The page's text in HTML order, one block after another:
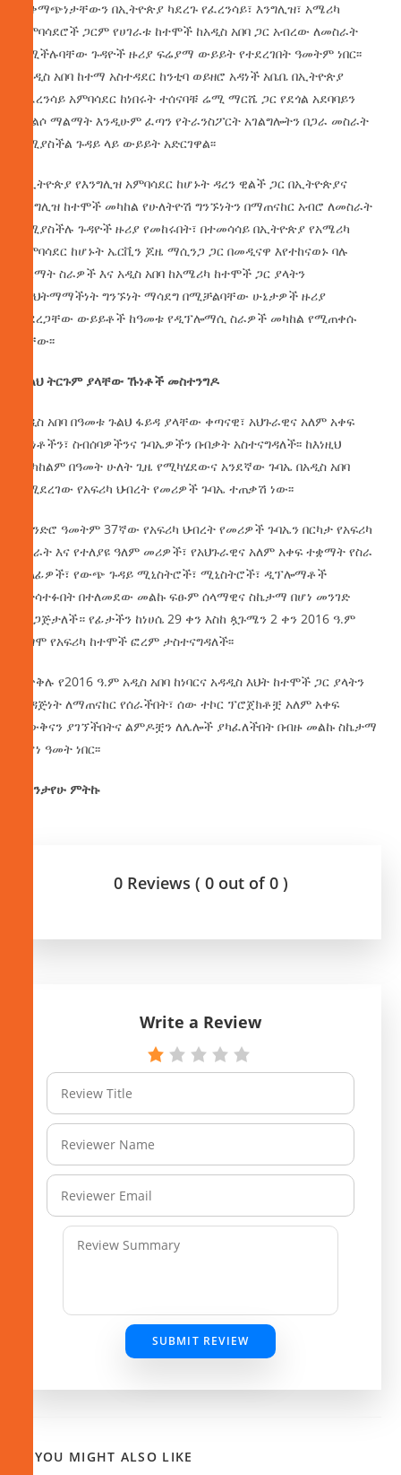
ተቀማጭነታቸውን በኢትዮጵያ ካደረጉ የፈረንሳይ፣ እንግሊዝ፣ አሜሪካ
አምባሳደሮች ጋርም የሀገራቱ ከተሞች ከአዲስ አበባ ጋር አብረው ለመስራት
በሚችሉባቸው ጉዳዮች ዙሪያ ፍሬያማ ውይይት የተደረገበት ዓመትም ነበር፡፡
የአዲስ አበባ ከተማ አስተዳደር ከንቲባ ወይዘሮ አዳነች አቤቤ በኢትዮጵያ
የፈረንሳይ አምባሳደር ከነበሩት ተሰናባቹ ሬሚ ማርሼ ጋር የደጎል አደባባይን
መልሶ ማልማት እንዲሁም ፈጣን የትራንስፖርት አገልግሎትን በጋራ መስራት
በሚያስችል ጉዳይ ላይ ውይይት አድርገዋል፡፡
በኢትዮጵያ የእንግሊዝ አምባሳደር ከሆኑት ዳረን ዊልች ጋር በኢትዮጵያና
እንግሊዝ ከተሞች መካከል የሁለትዮሽ ግንኙነትን በማጠናከር አብሮ ለመስራት
በሚያስችሉ ጉዳዮች ዙሪያ የመከሩበት፣ በተመሳሳይ በኢትዮጵያ የአሜሪካ
አምባሳደር ከሆኑት ኤርቪን ጆዜ ማሲንጋ ጋር በመዲናዋ እየተከናወኑ ባሉ
የልማት ስራዎች እና አዲስ አበባ ከአሜሪካ ከተሞች ጋር ያላትን
የእህትማማችነት ግንኙነት ማሳደግ በሚቻልባቸው ሁኔታዎች ዙሪያ
ያደረጋቸው ውይይቶች ከዓመቱ የዲፕሎማሲ ስራዎች መካከል የሚጠቀሱ
ናቸው፡፡
ጉልህ ትርጉም ያላቸው ኹነቶች መስተንግዶ
አዲስ አበባ በዓመቱ ጉልህ ፋይዳ ያላቸው ቀጣናዊ፣ አህጉራዊና አለም አቀፍ
ኹነቶችን፣ ስብሰባዎችንና ጉባኤዎችን በብቃት አስተናግዳለች፡፡ ከእነዚህ
መካከልም በዓመት ሁለት ጊዜ የሚካሄደውና አንደኛው ጉባኤ በአዲስ አበባ
የሚደረገው የአፍሪካ ህብረት የመሪዎች ጉባኤ ተጠቃሽ ነው፡፡
በዘንድሮ ዓመትም 37ኛው የአፍሪካ ህብረት የመሪዎች ጉባኤን በርካታ የአፍሪካ
ሀገራት እና የተለያዩ ዓለም መሪዎች፣ የአህጉራዊና አለም አቀፍ ተቋማት የስራ
ኃላፊዎች፣ የውጭ ጉዳይ ሚኒስትሮች፣ ሚኒስትሮች፣ ዲፕሎማቶች
በተሳተፉበት በተለመደው መልኩ ፍፁም ሰላማዊና ስኬታማ በሆነ መንገድ
አዘጋጅታለች። የፊታችን ከነሀሴ 29 ቀን እስከ ጷጉሜን 2 ቀን 2016 ዓ.ም
ደግሞ የአፍሪካ ከተሞች ፎረም ታስተናግዳለች፡፡
በጥቅሉ የ2016 ዓ.ም አዲስ አበባ ከነባርና አዳዲስ እህት ከተሞች ጋር ያላትን
ወዳጅነት ለማጠናከር የሰራችበት፣ ሰው ተኮር ፕሮጀክቶቿ አለም አቀፍ
እውቅናን ያገኘችበትና ልምዶቿን ለሌሎች ያካፈለችበት በብዙ መልኩ ስኬታማ
የሆነ ዓመት ነበር፡፡
በስንታየሁ ምትኩ
0 Reviews ( 0 out of 0 )
Write a Review
SUBMIT REVIEW
YOU MIGHT ALSO LIKE